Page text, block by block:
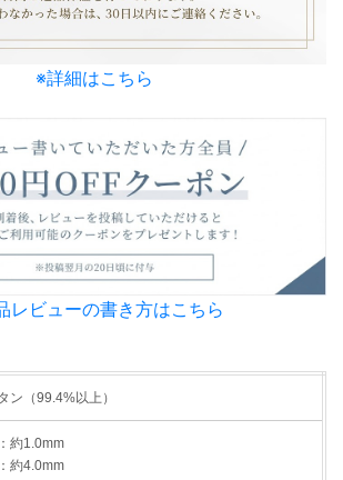
※詳細はこちら
レビューの書き方はこちら
ン（99.4%以上）
約1.0mm
約4.0mm